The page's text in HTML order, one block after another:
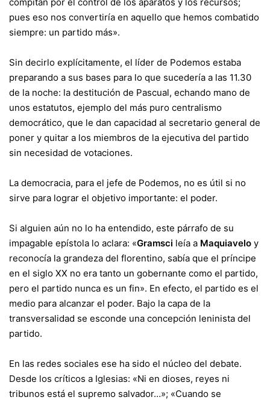
pues eso nos convertiría en aquello que hemos combatido
siempre: un partido más».
Sin decirlo explícitamente, el líder de Podemos estaba
preparando a sus bases para lo que sucedería a las 11.30
de la noche: la destitución de Pascual, echando mano de
unos estatutos, ejemplo del más puro centralismo
democrático, que le dan capacidad al secretario general de
poner y quitar a los miembros de la ejecutiva del partido
sin necesidad de votaciones.
La democracia, para el jefe de Podemos, no es útil si no
sirve para lograr el objetivo importante: el poder.
Si alguien aún no lo ha entendido, este párrafo de su
impagable epístola lo aclara: «Gramsci leía a Maquiavelo y
reconocía la grandeza del florentino, sabía que el príncipe
en el siglo XX no era tanto un gobernante como el partido,
pero el partido nunca es un fin». En efecto, el partido es el
medio para alcanzar el poder. Bajo la capa de la
transversalidad se esconde una concepción leninista del
partido.
En las redes sociales ese ha sido el núcleo del debate.
Desde los críticos a Iglesias: «Ni en dioses, reyes ni
tribunos está el supremo salvador…»; «Cuando se